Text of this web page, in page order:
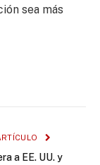
sea más
a EE. UU. y